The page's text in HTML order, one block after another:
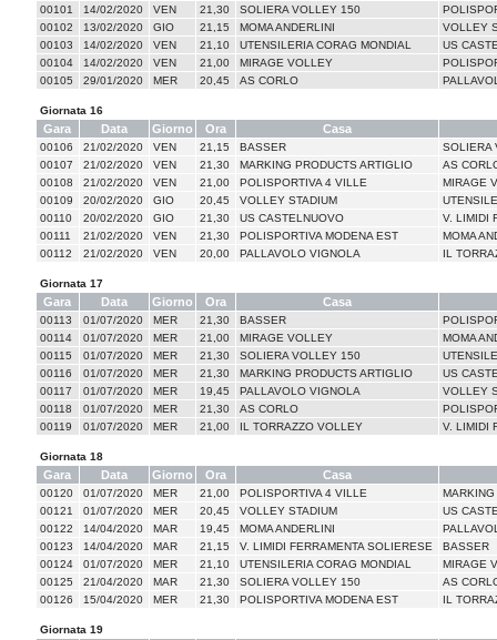
00101 14/02/2020 VEN 21,30 SOLIERA VOLLEY 150
00102
13/02/2020 GIO 21,15 MOMA ANDERLINI
VOLLEY
00103
14/02/2020 VEN 21,10 UTENSILERIA CORAG MONDIAL
US
00104
14/02/2020 VEN 21,00 MIRAGE VOLLEY
00105
29/01/2020 MER 20,45 AS CORLO
Giornata 16
Gara Data Giorno Ora Casa
00106 21/02/2020 VEN 21,15 BASSER
SOLIERA
00107
21/02/2020 VEN 21,30 MARKING PRODUCTS ARTIGLIO
AS
00108
21/02/2020 VEN 21,00 POLISPORTIVA 4 VILLE
MIRAGE
00109
20/02/2020 GIO 20,45 VOLLEY STADIUM
00110
20/02/2020 GIO 21,30 US CASTELNUOVO
V. LIMIDI
00111
21/02/2020 VEN 21,30 POLISPORTIVA MODENA EST
MOMA
00112
21/02/2020 VEN 20,00 PALLAVOLO VIGNOLA IL
Giornata 17
Gara Data Giorno Ora Casa
00113 01/07/2020 MER 21,30 BASSER
00114
01/07/2020 MER 21,00 MIRAGE VOLLEY
MOMA
00115
01/07/2020 MER 21,30 SOLIERA VOLLEY 150
00116
01/07/2020 MER 21,30 MARKING PRODUCTS ARTIGLIO
US
00117
01/07/2020 MER 19,45 PALLAVOLO VIGNOLA
VOLLEY
00118
01/07/2020 MER 21,30 AS CORLO
00119
01/07/2020 MER 21,00 IL TORRAZZO VOLLEY V. LIMIDI
Giornata 18
Gara Data Giorno Ora Casa
00120 01/07/2020 MER 21,00 POLISPORTIVA 4 VILLE
00121
01/07/2020 MER 20,45 VOLLEY STADIUM
US
00122
14/04/2020 MAR 19,45 MOMA ANDERLINI
00123
14/04/2020 MAR 21,15 V. LIMIDI FERRAMENTA SOLIERESE
BASSER
00124
01/07/2020 MER 21,10 UTENSILERIA CORAG MONDIAL
MIRAGE
00125
21/04/2020 MAR 21,30 SOLIERA VOLLEY 150
AS
00126
15/04/2020 MER 21,30 POLISPORTIVA MODENA EST IL
Giornata 19